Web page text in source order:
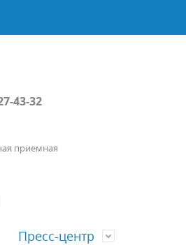
43-32
приемная
Пресс-центр